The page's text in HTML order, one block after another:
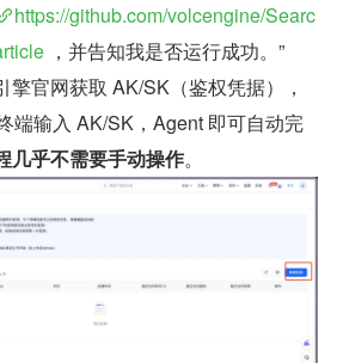
https://github.com/volcengine/Searc
，并告知我是否运行成功。”
官网获取 AK/SK（鉴权凭据），
端输入 AK/SK，Agent 即可自动完
几乎不需要手动操作。